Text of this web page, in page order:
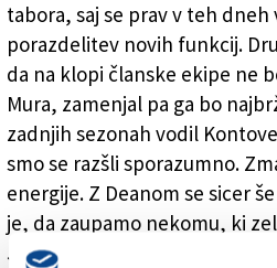
tabora, saj se prav v teh
porazdelitev novih funkcij.
da na klopi članske ekipe ne
Mura, zamenjal pa ga bo
zadnjih sezonah vodil
smo se razšli sporazumno.
energije. Z Deanom se sicer
je, da zaupamo nekomu, ki
Jadranovo okolje. Poleg tega